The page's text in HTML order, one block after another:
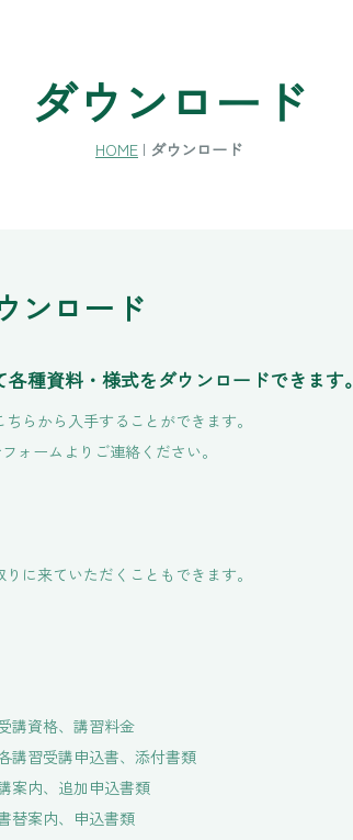
ダウンロード
HOME | ダウンロード
ンロード
種資料・様式をダウンロードできます。
らから入手することができます。
ォームよりご連絡ください。
に来ていただくこともできます。
資格、講習料金
習受講申込書、添付書類
内、追加申込書類
案内、申込書類